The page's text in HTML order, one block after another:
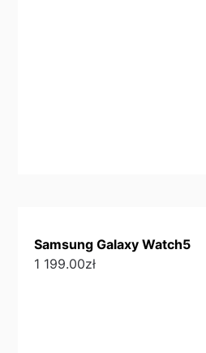
Samsung Galaxy Watch5
1 199.00zł